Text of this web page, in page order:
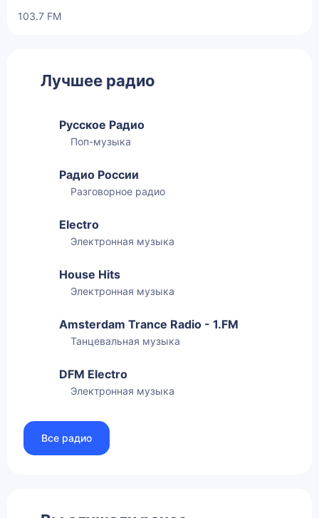
103.7 FM
Лучшее радио
Русское Радио
Поп-музыка
Радио России
Разговорное радио
Electro
Электронная музыка
House Hits
Электронная музыка
Amsterdam Trance Radio - 1.FM
Танцевальная музыка
DFM Electro
Электронная музыка
Все радио